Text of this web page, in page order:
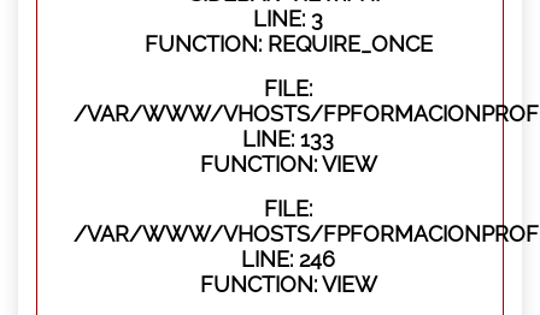
LINE: 3
FUNCTION: REQUIRE_ONCE
FILE:
/VAR/WWW/VHOSTS/
LINE: 133
FUNCTION: VIEW
FILE:
/VAR/WWW/VHOSTS/
LINE: 246
FUNCTION: VIEW